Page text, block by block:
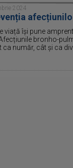
2024
viață își pune
bronho-
ca număr, cât și ca